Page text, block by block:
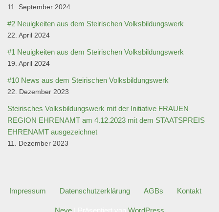
11. September 2024
#2 Neuigkeiten aus dem Steirischen Volksbildungswerk
22. April 2024
#1 Neuigkeiten aus dem Steirischen Volksbildungswerk
19. April 2024
#10 News aus dem Steirischen Volksbildungswerk
22. Dezember 2023
Steirisches Volksbildungswerk mit der Initiative FRAUEN
REGION EHRENAMT am 4.12.2023 mit dem STAATSPREIS
EHRENAMT ausgezeichnet
11. Dezember 2023
Impressum Datenschutzerklärung AGBs Kontakt
Neve WordPress